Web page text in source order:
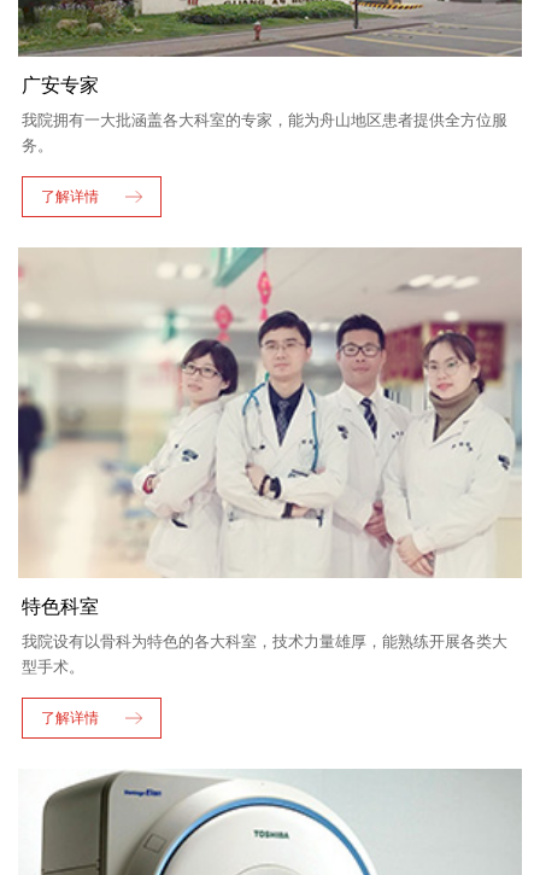
广安专家
我院拥有一大批涵盖各大科室的专家，能为舟山地区患者提供全方位服
务。
了解详情
特色科室
我院设有以骨科为特色的各大科室，技术力量雄厚，能熟练开展各类大
型手术。
了解详情